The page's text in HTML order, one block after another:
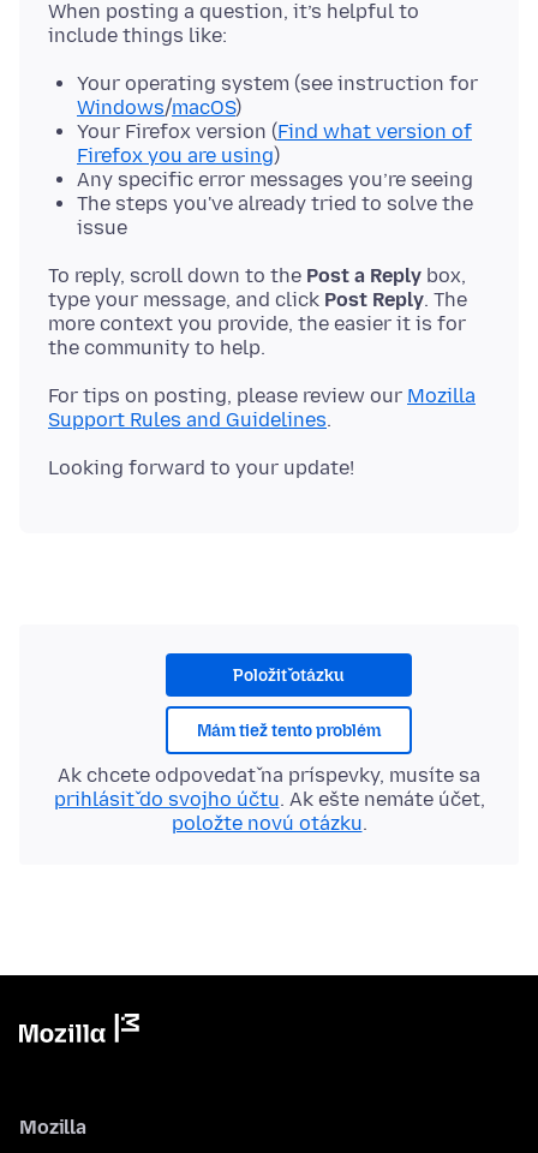
When posting a question, it’s helpful to
Your operating system (see instruction for
Windows/macOS)
Your Firefox version (Find what version of
Firefox you are using)
Any specific error messages you’re seeing
The steps you've already tried to solve the
issue
To reply, scroll down to the Post a Reply box,
type your message, and click Post Reply. The
more context you provide, the easier it is for
For tips on posting, please review our Mozilla
Support Rules and Guidelines
Položiť otázku
Mám tiež tento problém
Ak chcete odpovedať na príspevky, musíte sa
prihlásiť do svojho účtu. Ak ešte nemáte účet,
položte novú otázku.
Mozilla